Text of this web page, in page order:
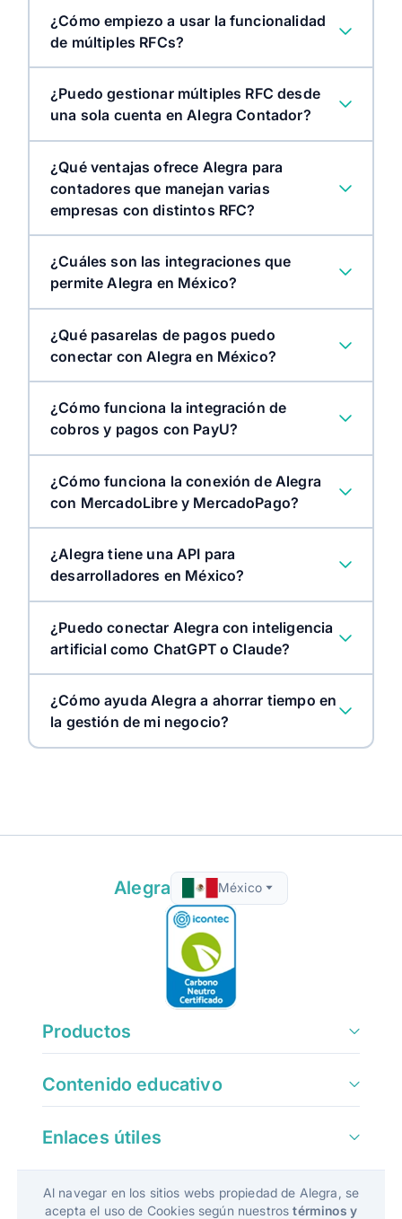
¿Cómo empiezo a usar la funcionalidad
de múltiples RFCs?
¿Puedo gestionar múltiples RFC desde
una sola cuenta en Alegra Contador?
¿Qué ventajas ofrece Alegra para
contadores que manejan varias
empresas con distintos RFC?
Software de facturación
¿Cuáles son las integraciones que
permite Alegra en México?
¿Qué pasarelas de pagos puedo
conectar con Alegra en México?
¿Cómo funciona la integración de
cobros y pagos con PayU?
¿Cómo funciona la conexión de Alegra
con MercadoLibre y MercadoPago?
¿Alegra tiene una API para
desarrolladores en México?
¿Puedo conectar Alegra con inteligencia
artificial como ChatGPT o Claude?
¿Cómo ayuda Alegra a ahorrar tiempo en
la gestión de mi negocio?
Alegra México
Productos
Contenido educativo
Enlaces útiles
Al navegar en los sitios webs propiedad de Alegra, se
acepta el uso de Cookies según nuestrostérminos y